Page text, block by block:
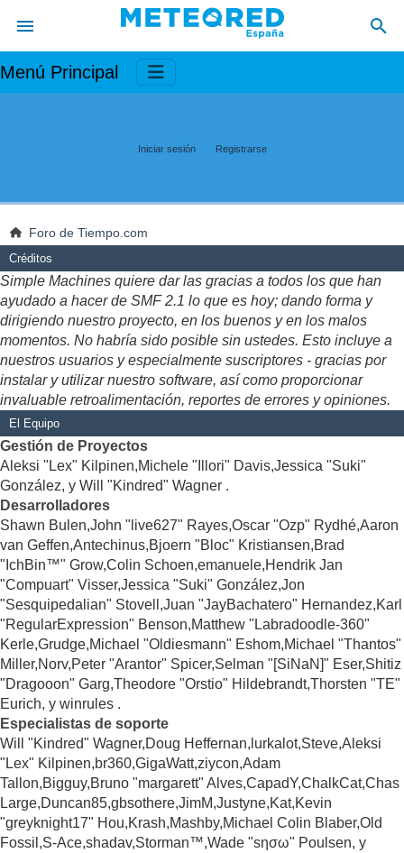
Menú Principal
Iniciar sesión Registrarse
Foro de Tiempo.com
Créditos
Simple Machines quiere dar las gracias a todos los que han
ayudado a hacer de SMF 2.1 lo que es hoy; dando forma y
dirigiendo nuestro proyecto, en los buenos y en los malos
momentos. No habría sido posible sin ustedes. Esto incluye a
nuestros usuarios y especialmente suscriptores - gracias por
instalar y utilizar nuestro software, así como proporcionar
invaluable retroalimentación, reportes de errores y opiniones.
El Equipo
Gestión de Proyectos
Aleksi "Lex" Kilpinen,Michele "Illori" Davis,Jessica "Suki"
González, y Will "Kindred" Wagner .
Desarrolladores
Shawn Bulen,John "live627" Rayes,Oscar "Ozp" Rydhé,Aaron
van Geffen,Antechinus,Bjoern "Bloc" Kristiansen,Brad
"IchBin™" Grow,Colin Schoen,emanuele,Hendrik Jan
"Compuart" Visser,Jessica "Suki" González,Jon
"Sesquipedalian" Stovell,Juan "JayBachatero" Hernandez,Karl
"RegularExpression" Benson,Matthew "Labradoodle-360"
Kerle,Grudge,Michael "Oldiesmann" Eshom,Michael "Thantos"
Miller,Norv,Peter "Arantor" Spicer,Selman "[SiNaN]" Eser,Shitiz
"Dragooon" Garg,Theodore "Orstio" Hildebrandt,Thorsten "TE"
Eurich, y winrules .
Especialistas de soporte
Will "Kindred" Wagner,Doug Heffernan,lurkalot,Steve,Aleksi
"Lex" Kilpinen,br360,GigaWatt,ziycon,Adam
Tallon,Bigguy,Bruno "margarett" Alves,CapadY,ChalkCat,Chas
Large,Duncan85,gbsothere,JimM,Justyne,Kat,Kevin
"greyknight17" Hou,Krash,Mashby,Michael Colin Blaber,Old
Fossil,S-Ace,shadav,Storman™,Wade "sησω" Poulsen, y